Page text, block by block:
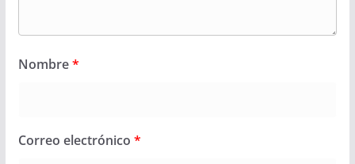
Nombre*
Correo electrónico *